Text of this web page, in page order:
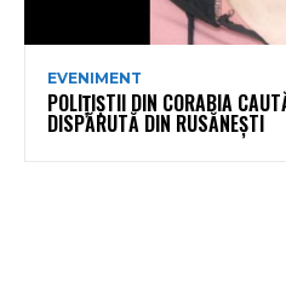
EVENIMENT
POLIȚIȘTII DIN CORABIA
DISPĂRUTĂ DIN RUSĂNEȘTI